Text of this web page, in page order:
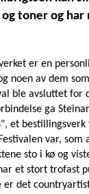
toner og
er en
noen av dem
ble avsluttet for
ga
et
var,
sto i kø og
et stort trofast
er det